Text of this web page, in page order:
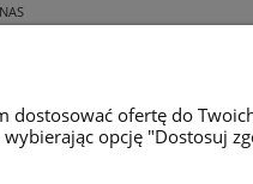
ofertę do
opcję "Dostosuj